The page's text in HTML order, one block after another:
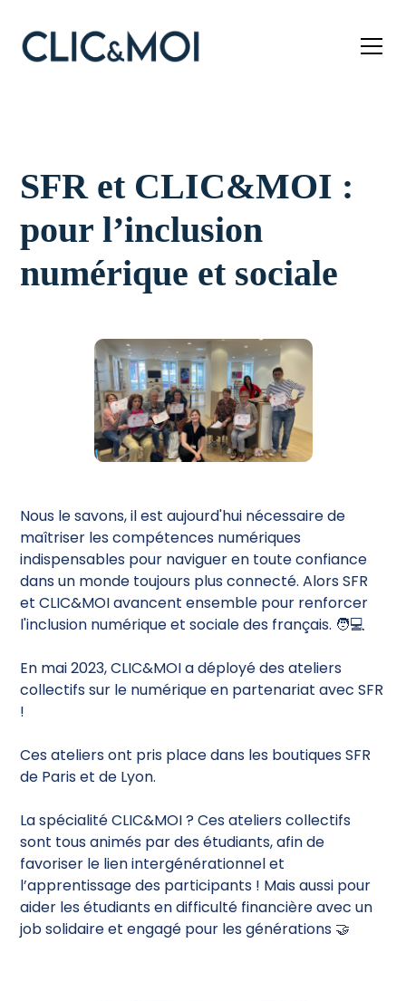
SFR et CLIC&MOI :
pour l’inclusion
numérique et sociale
Nous le savons, il est aujourd'hui nécessaire de
maîtriser les compétences numériques
indispensables pour naviguer en toute confiance
dans un monde toujours plus connecté. Alors SFR
et CLIC&MOI avancent ensemble pour renforcer
l'inclusion numérique et sociale des français. 🧑💻
En mai 2023, CLIC&MOI a déployé des ateliers
collectifs sur le numérique en partenariat avec SFR
!
Ces ateliers ont pris place dans les boutiques SFR
de Paris et de Lyon.
La spécialité CLIC&MOI ? Ces ateliers collectifs
sont tous animés par des étudiants, afin de
favoriser le lien intergénérationnel et
l’apprentissage des participants ! Mais aussi pour
aider les étudiants en difficulté financière avec un
job solidaire et engagé pour les générations 🤝